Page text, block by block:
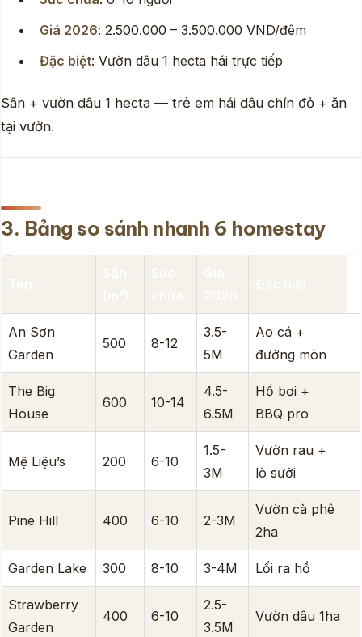
Giá 2026: 2.500.000 – 3.500.000 VND/đêm
Đặc biệt: Vườn dâu 1 hecta hái trực tiếp
Sân + vườn dâu 1 hecta — trẻ em hái dâu chín đỏ + ăn
tại vườn.
3. Bảng so sánh nhanh 6 homestay
An Sơn
Garden
500 8-12
3.5-
5M
Ao cá +
đường mòn
The Big
House
600 10-14
4.5-
6.5M
Hồ bơi +
BBQ pro
Mệ Liệu’s 200 6-10
1.5-
3M
Vườn rau +
lò sưởi
Pine Hill 400 6-10 2-3M
Vườn cà phê
2ha
Garden Lake 300 8-10 3-4M Lối ra hồ
Strawberry
Garden
400 6-10
2.5-
3.5M
Vườn dâu 1ha